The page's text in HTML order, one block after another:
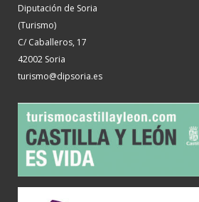
Diputación de Soria
(Turismo)
C/ Caballeros, 17
42002 Soria
turismo@dipsoria.es